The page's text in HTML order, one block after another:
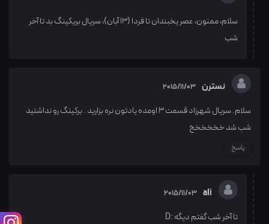
سلام، ممنون، عصر یخبندان تا فردا (13 آبان)، سریال بریکینگ بد تا آخر
شب
نسترن 2015/11/03
سلام. سریال شهرزاد قسمت ۳ اومده یادتون نره بزارید . برکینگ رو نداشتید
شب شد خخخخخخ
پاسخ
ali
2015/11/03
تا آخر شب گفتم دیگه :D